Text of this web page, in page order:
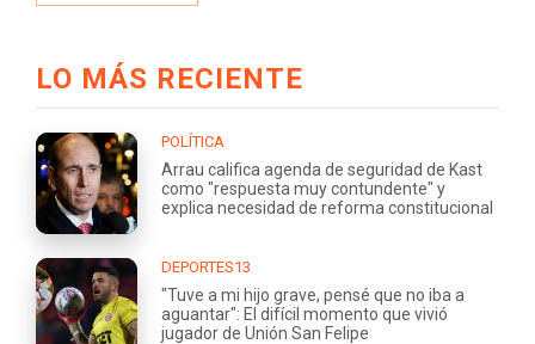
LO MÁS RECIENTE
POLÍTICA
Arrau califica agenda de seguridad de Kast
como "respuesta muy contundente" y
explica necesidad de reforma constitucional
DEPORTES13
"Tuve a mi hijo grave, pensé que no iba a
aguantar": El difícil momento que vivió
jugador de Unión San Felipe